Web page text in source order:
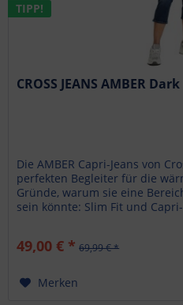
TIPP!
CROSS JEANS AMBER
Die AMBER Capri-Jeans von
perfekten Begleiter für die
Gründe, warum sie eine
sein könnte: Slim Fit und
49,00 € * 69,99 € *
Merken